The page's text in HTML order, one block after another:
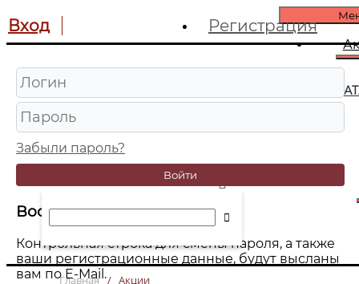
Главная / Акции
Вход Регистрация
Забыли пароль?
Войти
Восстановление пароля
Контрольная строка для смены пароля, а также
ваши регистрационные данные, будут высланы
вам по E-Mail.